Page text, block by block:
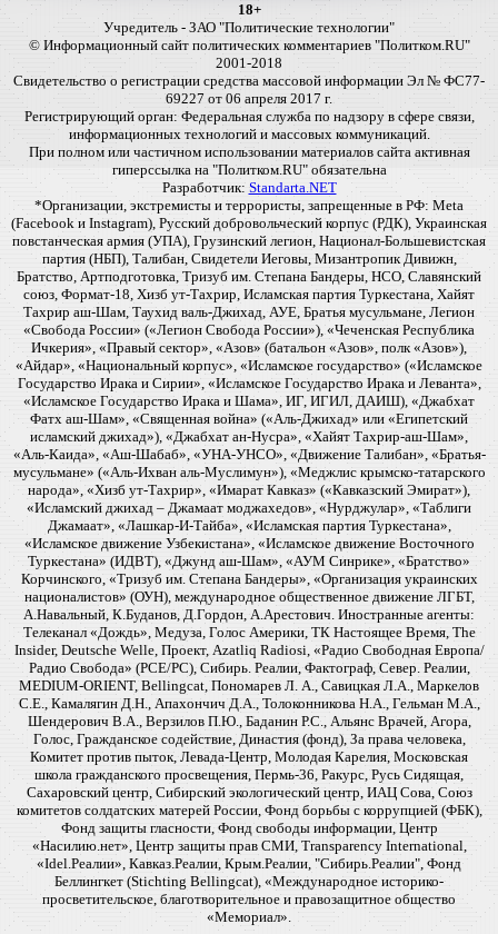
18+
Учредитель - ЗАО "Политические технологии"
© Информационный сайт политических комментариев "Политком.RU"
2001-2018
Свидетельство о регистрации средства массовой информации Эл № ФС77-
69227 от 06 апреля 2017 г.
Регистрирующий орган: Федеральная служба по надзору в сфере связи,
информационных технологий и массовых коммуникаций.
При полном или частичном использовании материалов сайта активная
гиперссылка на "Политком.RU" обязательна
Разработчик: Standarta.NET
*Организации, экстремисты и террористы, запрещенные в РФ: Meta
(Facebook и Instagram), Русский добровольческий корпус (РДК), Украинская
повстанческая армия (УПА), Грузинский легион, Национал-Большевистская
партия (НБП), Талибан, Свидетели Иеговы, Мизантропик Дивижн,
Братство, Артподготовка, Тризуб им. Степана Бандеры, НСО, Славянский
союз, Формат-18, Хизб ут-Тахрир, Исламская партия Туркестана, Хайят
Тахрир аш-Шам, Таухид валь-Джихад, АУЕ, Братья мусульмане, Легион
«Свобода России» («Легион Свобода России»), «Чеченская Республика
Ичкерия», «Правый сектор», «Азов» (батальон «Азов», полк «Азов»),
«Айдар», «Национальный корпус», «Исламское государство» («Исламское
Государство Ирака и Сирии», «Исламское Государство Ирака и Леванта»,
«Исламское Государство Ирака и Шама», ИГ, ИГИЛ, ДАИШ), «Джабхат
Фатх аш-Шам», «Священная война» («Аль-Джихад» или «Египетский
исламский джихад»), «Джабхат ан-Нусра», «Хайят Тахрир-аш-Шам»,
«Аль-Каида», «Аш-Шабаб», «УНА-УНСО», «Движение Талибан», «Братья-
мусульмане» («Аль-Ихван аль-Муслимун»), «Меджлис крымско-татарского
народа», «Хизб ут-Тахрир», «Имарат Кавказ» («Кавказский Эмират»),
«Исламский джихад – Джамаат моджахедов», «Нурджулар», «Таблиги
Джамаат», «Лашкар-И-Тайба», «Исламская партия Туркестана»,
«Исламское движение Узбекистана», «Исламское движение Восточного
Туркестана» (ИДВТ), «Джунд аш-Шам», «АУМ Синрике», «Братство»
Корчинского, «Тризуб им. Степана Бандеры», «Организация украинских
националистов» (ОУН), международное общественное движение ЛГБТ,
А.Навальный, К.Буданов, Д.Гордон, А.Арестович. Иностранные агенты:
Телеканал «Дождь», Медуза, Голос Америки, ТК Настоящее Время, The
Insider, Deutsche Welle, Проект, Azatliq Radiosi, «Радио Свободная Европа/
Радио Свобода» (PCE/PC), Сибирь. Реалии, Фактограф, Север. Реалии,
MEDIUM-ORIENT, Bellingcat, Пономарев Л. А., Савицкая Л.А., Маркелов
С.Е., Камалягин Д.Н., Апахончич Д.А., Толоконникова Н.А., Гельман М.А.,
Шендерович В.А., Верзилов П.Ю., Баданин Р.С., Альянс Врачей, Агора,
Голос, Гражданское содействие, Династия (фонд), За права человека,
Комитет против пыток, Левада-Центр, Молодая Карелия, Московская
школа гражданского просвещения, Пермь-36, Ракурс, Русь Сидящая,
Сахаровский центр, Сибирский экологический центр, ИАЦ Сова, Союз
комитетов солдатских матерей России, Фонд борьбы с коррупцией (ФБК),
Фонд защиты гласности, Фонд свободы информации, Центр
«Насилию.нет», Центр защиты прав СМИ, Transparency International,
«Idel.Реалии», Кавказ.Реалии, Крым.Реалии, "Сибирь.Реалии", Фонд
Беллингкет (Stichting Bellingcat), «Международное историко-
просветительское, благотворительное и правозащитное общество
«Мемориал».